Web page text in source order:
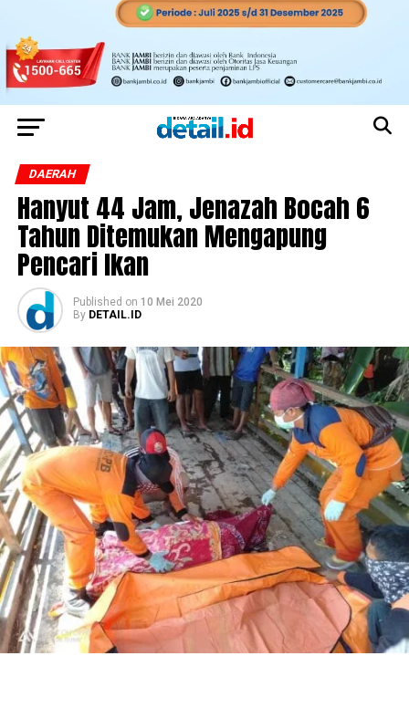
DAERAH
Hanyut 44 Jam, Jenazah Bocah 6
Tahun Ditemukan Mengapung
Pencari Ikan
Published on 10 Mei 2020
By DETAIL.ID